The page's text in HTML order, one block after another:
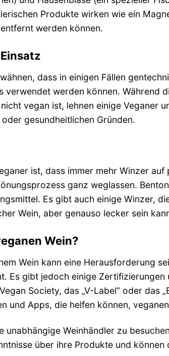
Produkte wirken wie ein
werden können.
dass in einigen Fällen
verwendet werden können. Während
vegan ist, lehnen einige Veganer
gesundheitlichen Gründen.
ist, dass immer mehr Winzer
ganz weglassen.
Es gibt auch einige Winzer,
Wein, aber genauso lecker sein
Wein?
Wein kann eine Herausforderung
Es gibt jedoch einige
Society, das „V-Label“ oder das
und Apps, die helfen können,
unabhängige Weinhändler zu
über ihre Produkte und können